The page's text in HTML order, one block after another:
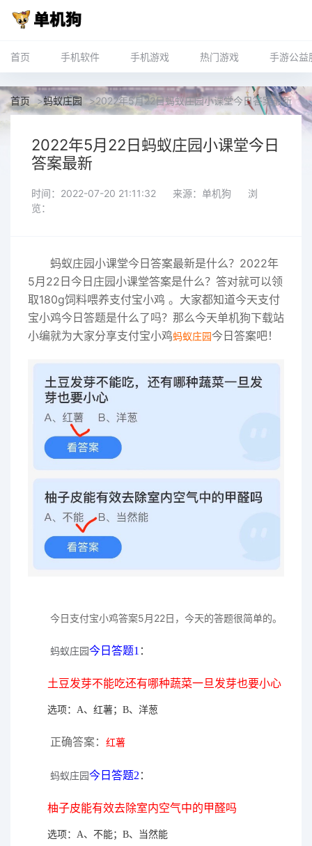
首页 手机软件 手机游戏 热门游戏 手游公益
首页 >蚂蚁庄园 >2022年5月22日蚂蚁庄园小课堂今日答案最新
2022年5月22日蚂蚁庄园小课堂今日
答案最新
时间：2022-07-20 21:11:32 来源：单机狗
浏
览：
蚂蚁庄园小课堂今日答案最新是什么？2022年
5月22日今日庄园小课堂答案是什么？答对就可以领
取180g饲料喂养支付宝小鸡 。大家都知道今天支付
宝小鸡今日答题是什么了吗？那么今天单机狗下载站
小编就为大家分享支付宝小鸡蚂蚁庄园今日答案吧！
今日支付宝小鸡答案5月22日，今天的答题很简单的。
蚂蚁庄园今日答题1 ：
土豆发芽不能吃还有哪种蔬菜一旦发芽也要小心
选项：A、红薯；B、洋葱
正确答案： 红薯
蚂蚁庄园今日答题2：
柚子皮能有效去除室内空气中的甲醛吗
选项：A、不能；B、当然能